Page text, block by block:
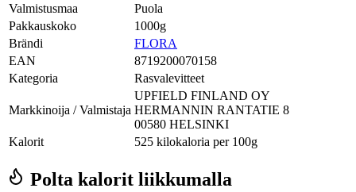
Valmistusmaa
Puola
Pakkauskoko
1000g
Brändi
FLORA
EAN
8719200070158
Kategoria
Rasvalevitteet
Markkinoija / Valmistaja
UPFIELD FINLAND OY
HERMANNIN RANTATIE 8
00580 HELSINKI
Kalorit
525 kilokaloria per 100g
Polta kalorit liikkumalla